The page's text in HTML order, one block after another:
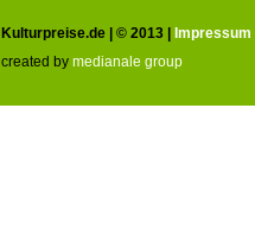
Kulturpreise.de | © 2013 | Impressum
created by medianale group